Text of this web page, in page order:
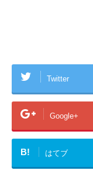
Twitter
Google+
B! はてブ